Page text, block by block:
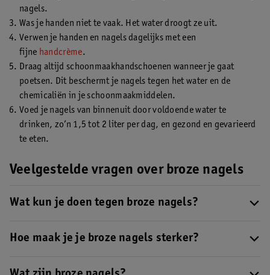
nagels.
Was je handen niet te vaak. Het water droogt ze uit.
Verwen je handen en nagels dagelijks met een
fijne handcrème.
Draag altijd schoonmaakhandschoenen wanneer je gaat
poetsen. Dit beschermt je nagels tegen het water en de
chemicaliën in je schoonmaakmiddelen.
Voed je nagels van binnenuit door voldoende water te
drinken, zo’n 1,5 tot 2 liter per dag, en gezond en gevarieerd
te eten.
Veelgestelde vragen over broze nagels
Wat kun je doen tegen broze nagels?
Gebruik daarom een nagelolie. Wil je je nagels een kleurtje
een basecoat.
Hoe maak je je broze nagels sterker?